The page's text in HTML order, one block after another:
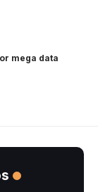
mega data